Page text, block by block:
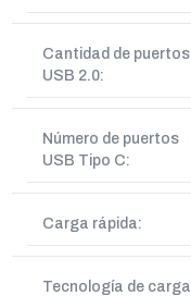
Cantidad de puertos
USB 2.0:
Número de puertos
USB Tipo C:
Carga rápida:
Tecnología de carga